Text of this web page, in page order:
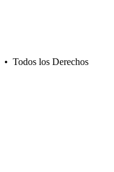
• Todos los Derechos